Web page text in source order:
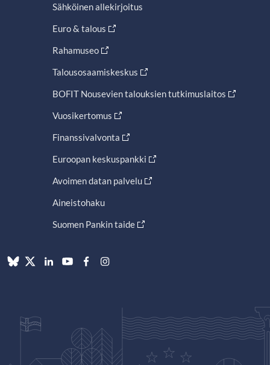
Sähköinen allekirjoitus
Euro & talous
Rahamuseo
Talousosaamiskeskus
BOFIT Nousevien talouksien tutkimuslaitos
Vuosikertomus
Finanssivalvonta
Euroopan keskuspankki
Avoimen datan palvelu
Aineistohaku
Suomen Pankin taide